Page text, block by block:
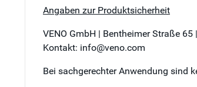
Angaben zur Produktsicherheit
VENO GmbH | Bentheimer Straße
Kontakt: info@veno.com
Bei sachgerechter Anwendung sind